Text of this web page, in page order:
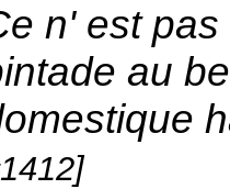
n' est
au